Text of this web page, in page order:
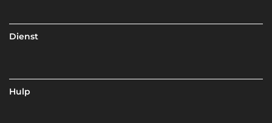
Dienst
Hulp